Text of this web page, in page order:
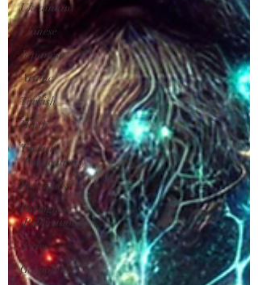
Ukrainian
Chinese
Japanese
Arabic
Turkish
Hindi
Turkish
(Publications)
Portuguese
Portuguese
(Publications)
Series
Geopolitics